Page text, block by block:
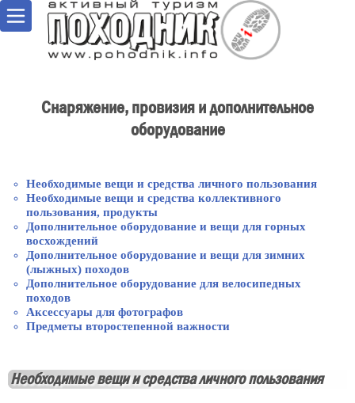
Снаряжение, провизия и дополнительное
оборудование
Необходимые вещи и средства личного пользования
Необходимые вещи и средства коллективного
пользования, продукты
Дополнительное оборудование и вещи для горных
восхождений
Дополнительное оборудование и вещи для зимних
(лыжных) походов
Дополнительное оборудование для велосипедных
походов
Аксессуары для фотографов
Предметы второстепенной важности
Необходимые вещи и средства личного пользования